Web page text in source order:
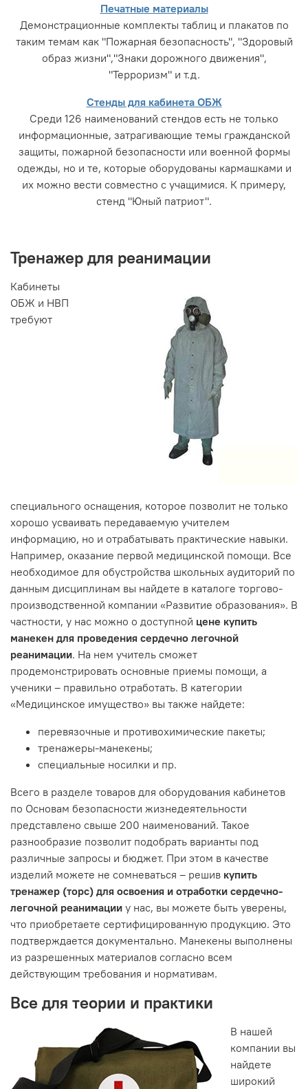
Печатные материалы
Демонстрационные комплекты таблиц и плакатов по
таким темам как "Пожарная безопасность", "Здоровый
образ жизни","Знаки дорожного движения",
"Терроризм" и т.д.
Стенды для кабинета ОБЖ
Среди 126 наименований стендов есть не только
информационные, затрагивающие темы гражданской
защиты, пожарной безопасности или военной формы
одежды, но и те, которые оборудованы кармашками и
их можно вести совместно с учащимися. К примеру,
стенд "Юный патриот".
Тренажер для реанимации
Кабинеты
ОБЖ и НВП
требуют
специального оснащения, которое позволит не только
хорошо усваивать передаваемую учителем
информацию, но и отрабатывать практические навыки.
Например, оказание первой медицинской помощи. Все
необходимое для обустройства школьных аудиторий по
данным дисциплинам вы найдете в каталоге торгово-
производственной компании «Развитие образования». В
частности, у нас можно о доступной цене купить
манекен для проведения сердечно легочной
реанимации. На нем учитель сможет
продемонстрировать основные приемы помощи, а
ученики – правильно отработать. В категории
«Медицинское имущество» вы также найдете:
перевязочные и противохимические пакеты;
тренажеры-манекены;
специальные носилки и пр.
Всего в разделе товаров для оборудования кабинетов
по Основам безопасности жизнедеятельности
представлено свыше 200 наименований. Такое
разнообразие позволит подобрать варианты под
различные запросы и бюджет. При этом в качестве
изделий можете не сомневаться – решив купить
тренажер (торс) для освоения и отработки сердечно-
легочной реанимации у нас, вы можете быть уверены,
что приобретаете сертифицированную продукцию. Это
подтверждается документально. Манекены выполнены
из разрешенных материалов согласно всем
действующим требования и нормативам.
Все для теории и практики
В нашей
компании вы
найдете
широкий